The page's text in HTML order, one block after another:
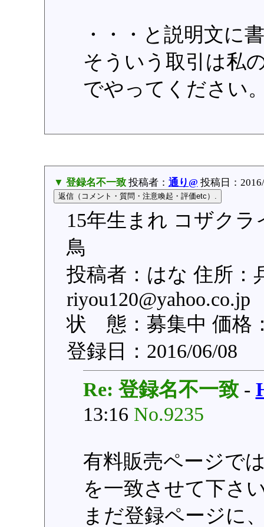
・・・と説明文に
そういう取引は私
でやってください
▼ 登録名不一致投稿者： 通り@ 投稿日：
15年生まれ コザク
鳥
投稿者：はな 住所：
状 態：募集中 価格
登録日：2016/06/08
Re: 登録名不一致-
13:16 No.9235
有料販売ページで
を一致させて下さ
まだ登録ページに